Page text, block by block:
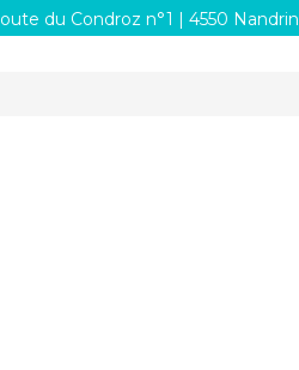
du Condroz n°1 | 4550 Nandrin